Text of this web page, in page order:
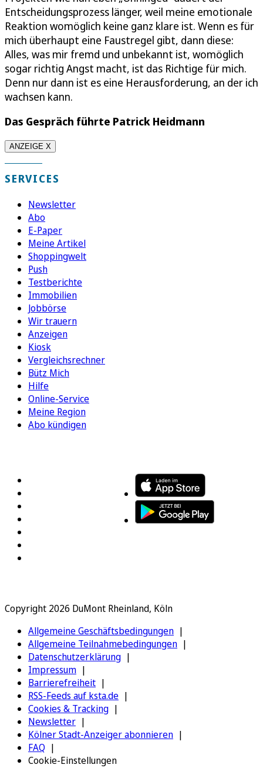
Entscheidungsprozess länger, weil meine emotionale
Reaktion womöglich keine ganz klare ist. Wenn es für
mich überhaupt eine Faustregel gibt, dann diese:
Alles, was mir fremd und unbekannt ist, womöglich
sogar richtig Angst macht, ist das Richtige für mich.
Denn nur dann ist es eine Herausforderung, an der ich
wachsen kann.
Das Gespräch führte Patrick Heidmann
ANZEIGE X
SERVICES
Newsletter
Abo
E-Paper
Meine Artikel
Shoppingwelt
Push
Testberichte
Immobilien
Jobbörse
Wir trauern
Anzeigen
Kiosk
Vergleichsrechner
Bütz Mich
Hilfe
Online-Service
Meine Region
Abo kündigen
Copyright 2026 DuMont Rheinland, Köln
Allgemeine Geschäftsbedingungen
Allgemeine Teilnahmebedingungen
Datenschutzerklärung
Impressum
Barrierefreiheit
RSS-Feeds auf ksta.de
Cookies & Tracking
Newsletter
Kölner Stadt-Anzeiger abonnieren
FAQ
Cookie-Einstellungen